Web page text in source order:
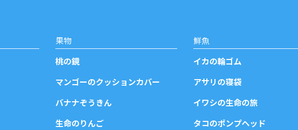
果物
桃の鏡
マンゴーのクッションカバー
バナナぞうきん
生命のりんご
鮮魚
イカの輪ゴム
アサリの寝袋
イワシの生命の旅
タコのポンプヘッド